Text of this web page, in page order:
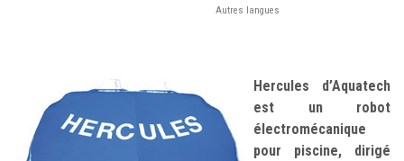
Autres langues
Hercules d’Aquatech
est un robot
électromécanique
pour piscine, dirigé